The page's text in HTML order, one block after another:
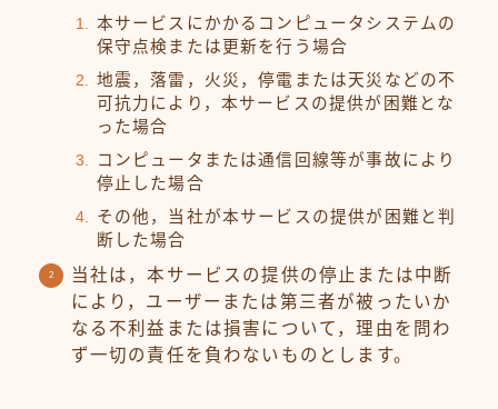
本サービスにかかるコンピュータシステムの
保守点検または更新を行う場合
地震，落雷，火災，停電または天災などの不
可抗力により，本サービスの提供が困難とな
った場合
コンピュータまたは通信回線等が事故により
停止した場合
その他，当社が本サービスの提供が困難と判
断した場合
当社は，本サービスの提供の停止または中断
により，ユーザーまたは第三者が被ったいか
なる不利益または損害について，理由を問わ
ず一切の責任を負わないものとします。